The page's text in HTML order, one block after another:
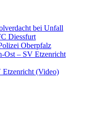
bei Unfall
Diessfurt
Oberpfalz
Ost – SV Etzenricht
(Video)